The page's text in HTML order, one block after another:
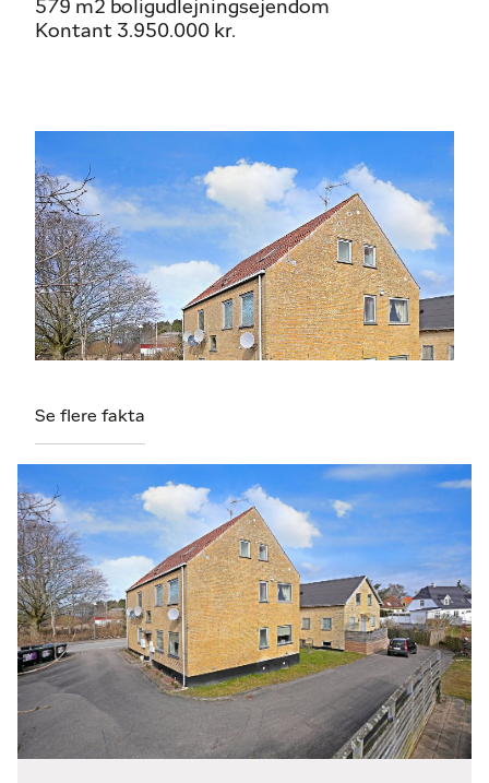
579 m2 boligudlejningsejendom
Kontant 3.950.000 kr.
Rigtig god og veldisponeret udlejningsejendom.
Ejendommen der i tidernes morgen husede den
lokale brugsforening er ombygget til boliger i
sælgers ejertid og har i dag 7 lejemål i varierende
størrelse men alle i god stand.
Ejendommen har aldrig haft tomgang og har noget
lejereserve.
Se flere fakta